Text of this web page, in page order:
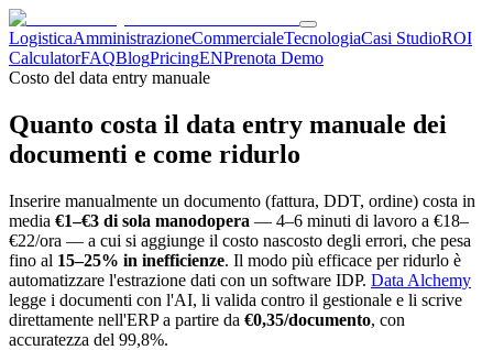
LogisticaAmministrazioneCommercialeTecnologiaCasi StudioROI
CalculatorFAQBlogPricingENPrenota Demo
Costo del data entry manuale
Quanto costa il data entry manuale dei
documenti e come ridurlo
Inserire manualmente un documento (fattura, DDT, ordine) costa in
media €1–€3 di sola manodopera — 4–6 minuti di lavoro a €18–
€22/ora — a cui si aggiunge il costo nascosto degli errori, che pesa
fino al 15–25% in inefficienze. Il modo più efficace per ridurlo è
automatizzare l'estrazione dati con un software IDP. Data Alchemy
legge i documenti con l'AI, li valida contro il gestionale e li scrive
direttamente nell'ERP a partire da €0,35/documento, con
accuratezza del 99,8%.